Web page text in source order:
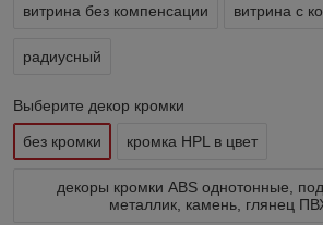
витрина без компенсации витрина с
радиусный
Выберите декор кромки
без кромки кромка HPL в цвет
декоры кромки ABS однотонные,
металлик, камень, глянец